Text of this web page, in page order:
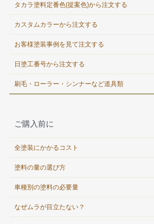
タカラ塗料定番色(提案色)から注文する
カスタムカラーから注文する
お客様塗装事例を見て注文する
日塗工番号から注文する
刷毛・ローラー・シンナーなど道具類
ご購入前に
全塗装にかかるコスト
塗料の量の選び方
車種別の塗料の必要量
なぜムラが目立たない？